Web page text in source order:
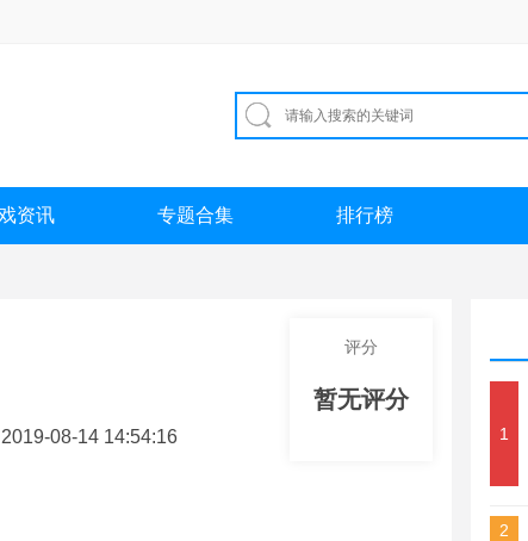
资讯 专题合集 排行榜
2019-08-14 14:54:16
评分
暂无评分
1
2